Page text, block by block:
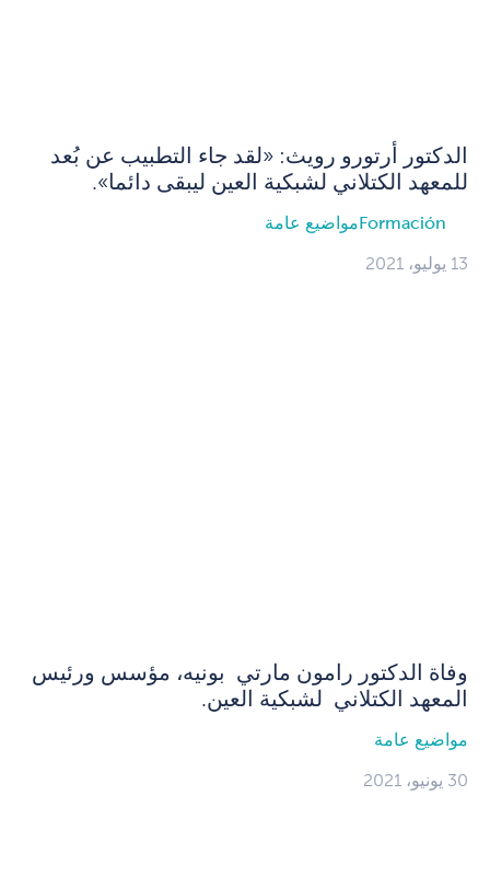
الدكتور أرتورو رويث: «لقد جاء التطبيب عن بُعد
للمعهد الكتلاني لشبكية العين ليبقى دائما».
Formaciónمواضيع عامة
13 يوليو، 2021
وفاة الدكتور رامون مارتي بونيه، مؤسس ورئيس
المعهد الكتلاني لشبكية العين.
مواضيع عامة
30 يونيو، 2021